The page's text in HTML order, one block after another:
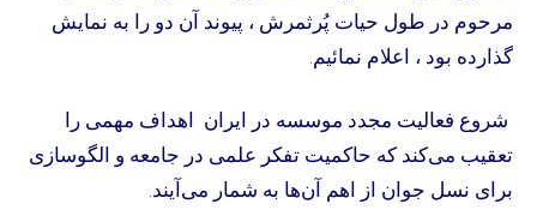
مرحوم در طول حیات پُر‌ثمرش ، پیوند آن دو را به نمایش
گذارده بود ، اعلام نمائیم.
شروع فعالیت مجدد موسسه در ایران اهداف مهمی را
تعقیب می‌کند که حاکمیت تفکر علمی در جامعه و الگو‌سازی
برای نسل جوان از اهم آن‌ها به شمار می‌آیند.